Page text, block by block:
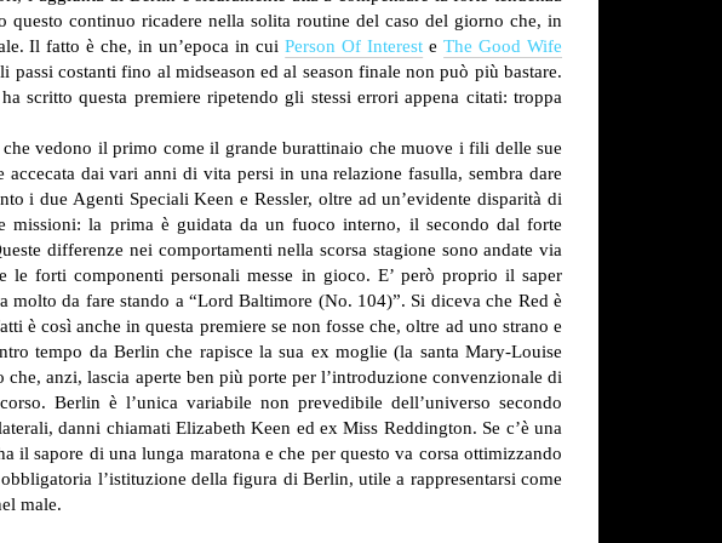
continuo ricadere nella solita routine del caso del giorno che, in
Il fatto è che, in un’epoca in cuiPerson Of Interest eThe Good Wife
costanti fino al midseason ed al season finale non può più bastare.
scritto questa premiere ripetendo gli stessi errori appena citati: troppa
vedono il primo come il grande burattinaio che muove i fili delle sue
dai vari anni di vita persi in una relazione fasulla, sembra dare
i due Agenti Speciali Keen e Ressler, oltre ad un’evidente disparità di
la prima è guidata da un fuoco interno, il secondo dal forte
differenze nei comportamenti nella scorsa stagione sono andate via
forti componenti personali messe in gioco. E’ però proprio il saper
molto da fare stando a “Lord Baltimore (No. 104)”. Si diceva che Red è
è così anche in questa premiere se non fosse che, oltre ad uno strano e
tempo da Berlin che rapisce la sua ex moglie (la santa Mary-Louise
anzi, lascia aperte ben più porte per l’introduzione convenzionale di
Berlin è l’unica variabile non prevedibile dell’universo secondo
danni chiamati Elizabeth Keen ed ex Miss Reddington. Se c’è una
il sapore di una lunga maratona e che per questo va corsa ottimizzando
l’istituzione della figura di Berlin, utile a rappresentarsi come
male.